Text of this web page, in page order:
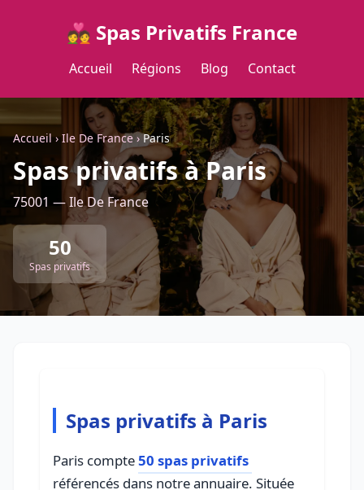
💑 Spas Privatifs France
Accueil Régions Blog Contact
Accueil›Ile De France›Paris
Spas privatifs à Paris
75001 — Ile De France
50
Spas privatifs
Spas privatifs à Paris
Paris compte50 spas privatifs
référencés dans notre annuaire. Située